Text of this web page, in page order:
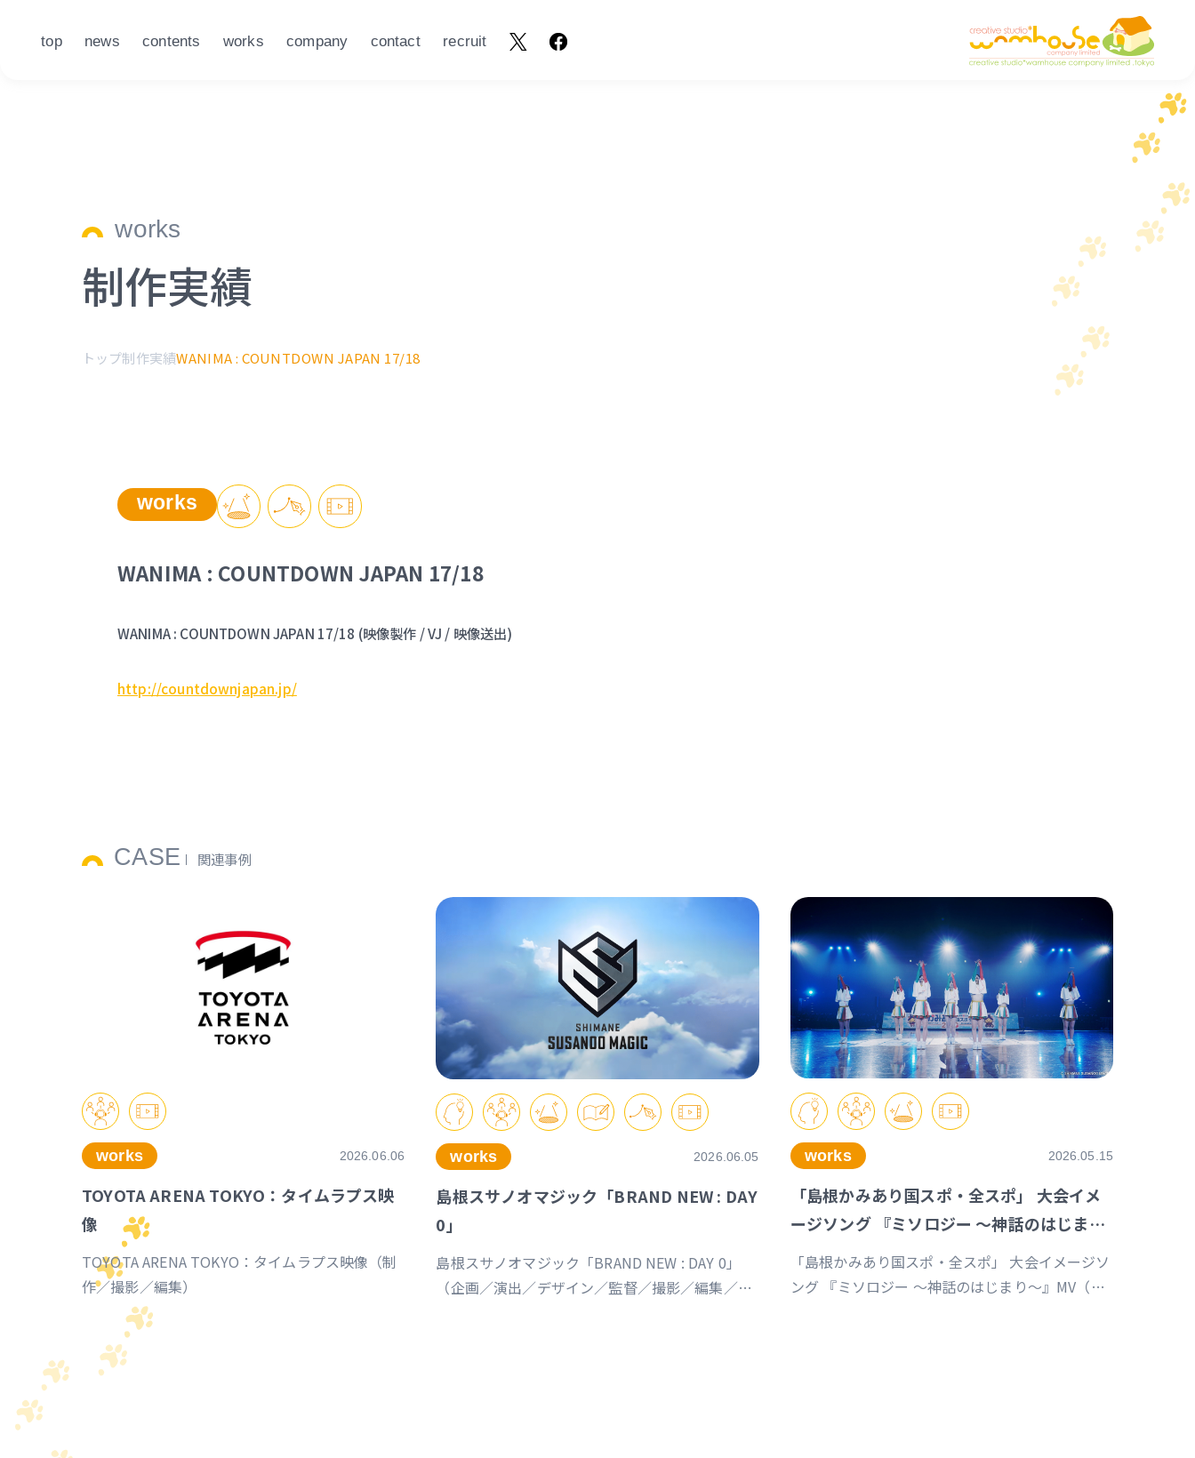
top news contents works company contact recruit
works
制作実績
トップ制作実績WANIMA : COUNTDOWN JAPAN 17/18
works
WANIMA : COUNTDOWN JAPAN 17/18
WANIMA : COUNTDOWN JAPAN 17/18 (映像製作 / VJ / 映像送出)
http://countdownjapan.jp/
CASE 関連事例
works 2026.06.06
TOYOTA ARENA TOKYO：タイムラプス映
像
TOYOTA ARENA TOKYO：タイムラプス映像（制
作／撮影／編集）
works 2026.06.05
島根スサノオマジック「BRAND NEW : DAY
0」
島根スサノオマジック「BRAND NEW : DAY 0」
（企画／演出／デザイン／監督／撮影／編集／制
works 2026.05.15
「島根かみあり国スポ・全スポ」 大会イメ
ージソング 『ミソロジー ～神話のはじまり
～』MV
「島根かみあり国スポ・全スポ」 大会イメージソ
ング 『ミソロジー ～神話のはじまり～』MV（企